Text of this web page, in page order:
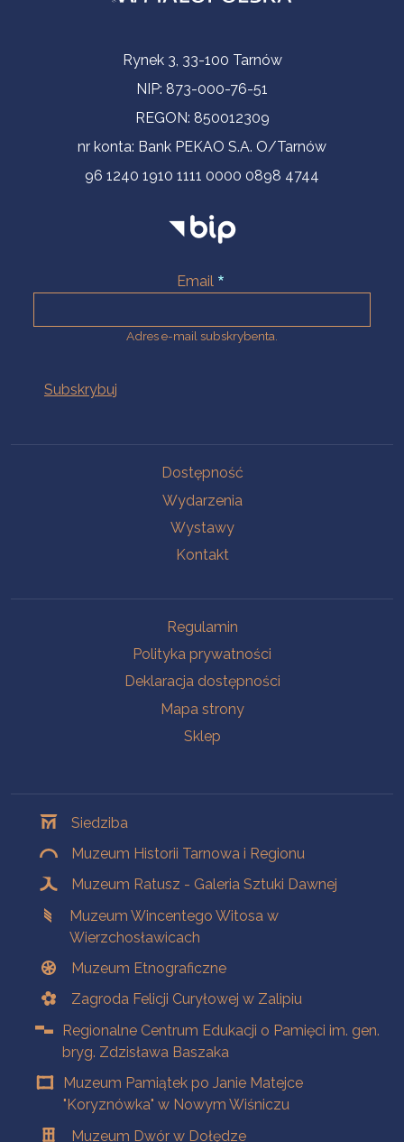
Informacje kontaktoweRynek 3, 33-100 Tarnów
NIP: 873-000-76-51
REGON: 850012309
nr konta: Bank PEKAO S.A. O/Tarnów
96 1240 1910 1111 0000 0898 4744
Email
Adres e-mail subskrybenta.
Dostępność
Wydarzenia
Wystawy
Kontakt
Regulamin
Polityka prywatności
Deklaracja dostępności
Mapa strony
Sklep
Siedziba
Muzeum Historii Tarnowa i Regionu
Muzeum Ratusz - Galeria Sztuki Dawnej
Muzeum Wincentego Witosa w
Wierzchosławicach
Muzeum Etnograficzne
Zagroda Felicji Curyłowej w Zalipiu
Regionalne Centrum Edukacji o Pamięci im. gen.
bryg. Zdzisława Baszaka
Muzeum Pamiątek po Janie Matejce
"Koryznówka" w Nowym Wiśniczu
Muzeum Dwór w Dołędze